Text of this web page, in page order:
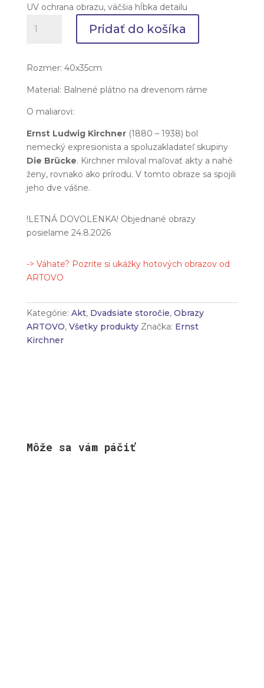
UV ochrana obrazu, väčšia hĺbka detailu
Ernst
v
Pridať do košíka
Rozmer: 40x35cm
Material: Balnené plátno na drevenom ráme
O maliarovi:
Ernst Ludwig Kirchner(1880 – 1938) bol
nemecký expresionista a spoluzakladateľ skupiny
Die Brücke. Kirchner miloval maľovať akty a nahé
ženy, rovnako ako prírodu. V tomto obraze sa spojili
jeho dve vášne.
!LETNÁ DOVOLENKA! Objednané obrazy
posielame 24.8.2026
-> Váhate? Pozrite si ukážky hotových obrazov od
ARTOVO
Kategórie: Akt, Dvadsiate storočie, Obrazy
ARTOVO, Všetky produkty Značka: Ernst
Kirchner
Môže sa vám páčiť